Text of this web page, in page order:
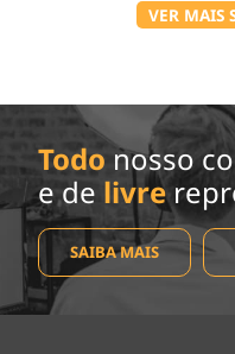
VER MAIS
Todo nosso
e de livre
SAIBA MAIS